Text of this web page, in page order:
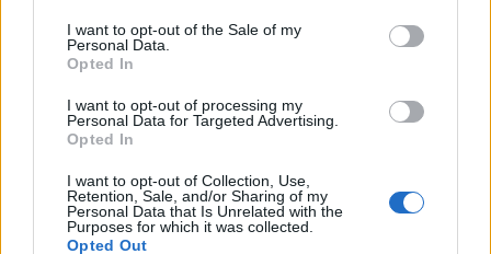
I want to opt-out of the Sale of my
Personal Data.
Opted In
I want to opt-out of processing my
Personal Data for Targeted Advertising.
Opted In
I want to opt-out of Collection, Use,
Retention, Sale, and/or Sharing of my
Personal Data that Is Unrelated with the
Purposes for which it was collected.
Opted Out
sikerült átvinni.Igen...
KEDVES OLVASÓNK!
A keresett cikk a portfolio.hu hírarchívumához
tartozik, melynek olvasása előfizetéses
regisztrációhoz kötött.
Az előfizetés a következőket tartalmazza: